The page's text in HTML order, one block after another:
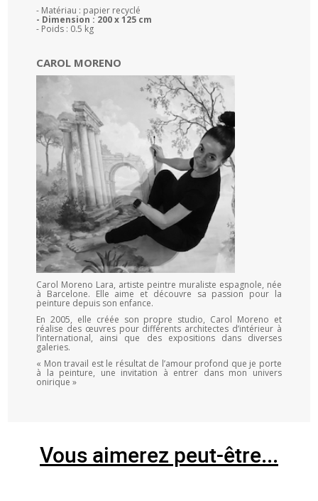
- Matériau : papier recyclé
- Dimension : 200 x 125 cm
- Poids : 0.5 kg
CAROL MORENO
Carol Moreno Lara, artiste peintre muraliste espagnole, née
à Barcelone. Elle aime et découvre sa passion pour la
peinture depuis son enfance.
En 2005, elle créée son propre studio, Carol Moreno et
réalise des œuvres pour différents architectes d’intérieur à
l’international, ainsi que des expositions dans diverses
galeries.
« Mon travail est le résultat de l’amour profond que je porte
à la peinture, une invitation à entrer dans mon univers
onirique »
Vous aimerez peut-être...